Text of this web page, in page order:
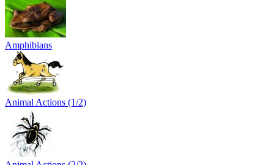
Amphibians
Animal Actions (1/2)